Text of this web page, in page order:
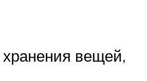
вещей,